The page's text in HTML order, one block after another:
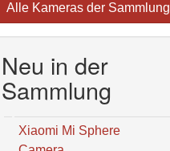
Alle Kameras der Sammlung
Neu in der
Sammlung
Xiaomi Mi Sphere